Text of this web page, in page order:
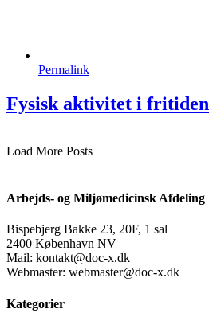
Permalink
Fysisk aktivitet i fritiden
Load More Posts
Arbejds- og Miljømedicinsk Afdeling
Bispebjerg Bakke 23, 20F, 1 sal
2400 København NV
Mail: kontakt@doc-x.dk
Webmaster: webmaster@doc-x.dk
Kategorier